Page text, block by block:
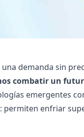
demanda sin
combatir un
emergentes
permiten enfriar